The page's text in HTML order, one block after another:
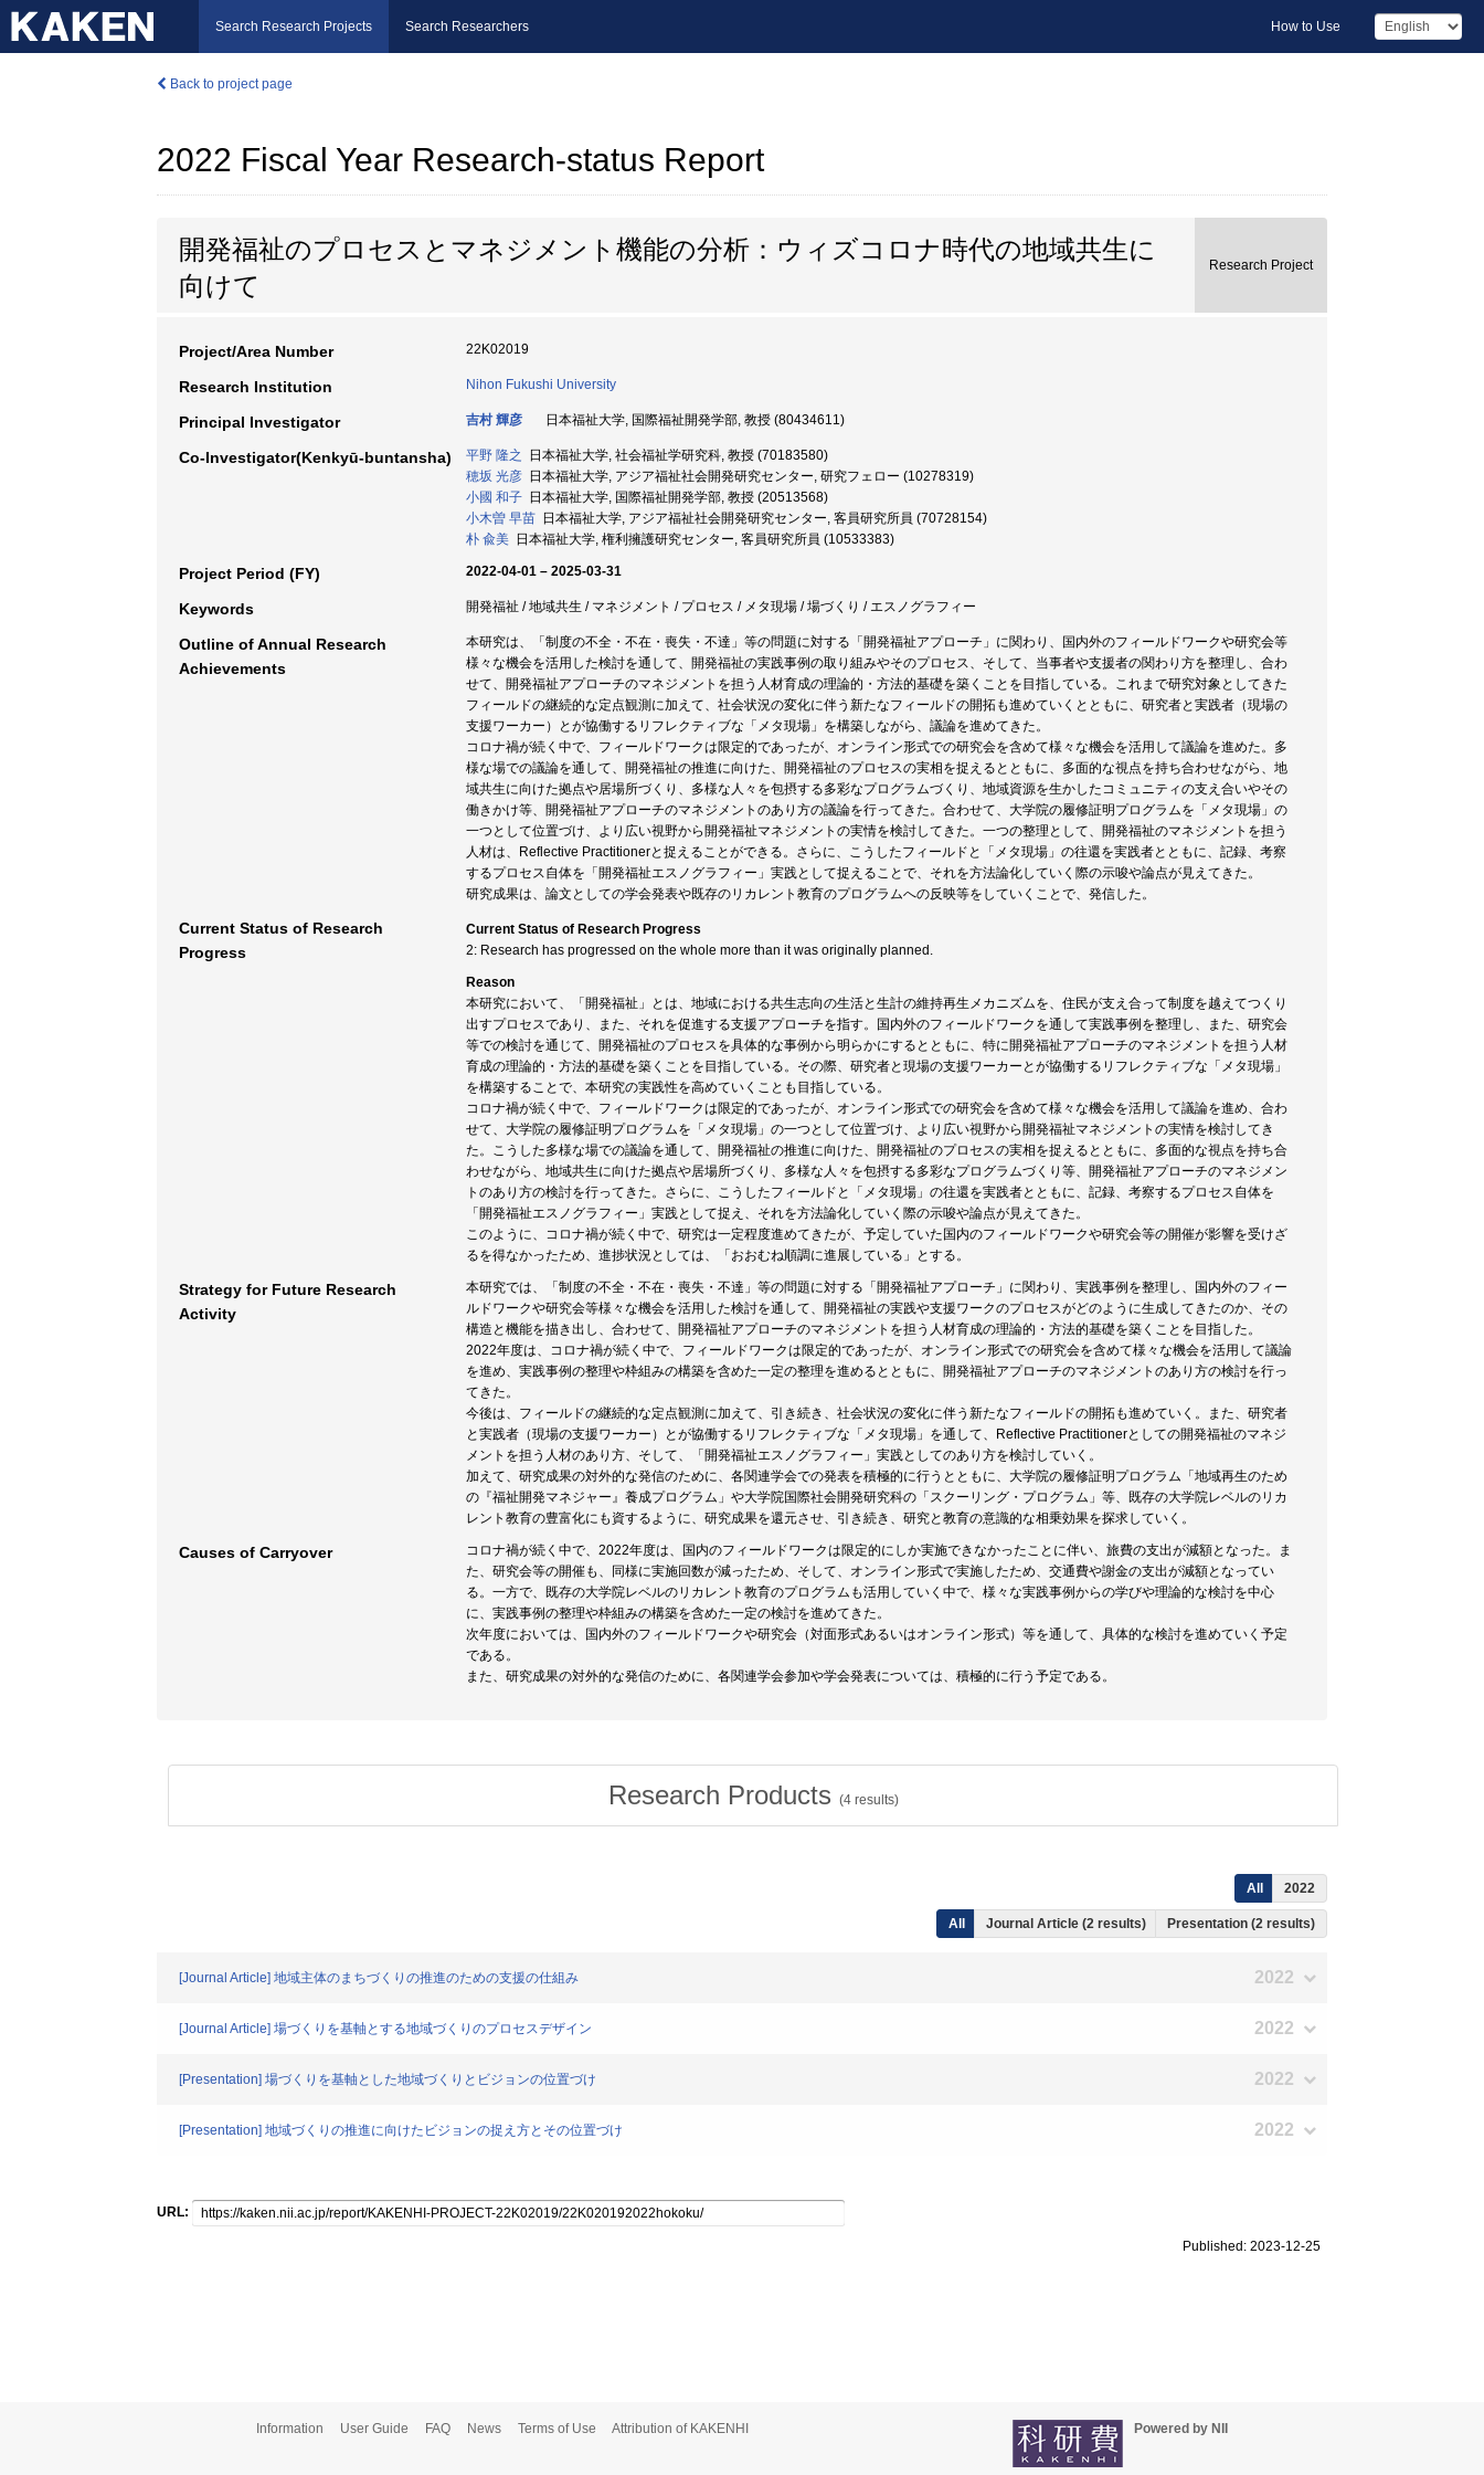
Search Research Projects Search Researchers How to Use
Back to project page
2022 Fiscal Year Research-status Report
開発福祉のプロセスとマネジメント機能の分析：ウィズコロナ時代の地域共生に
向けて
Research Project
Project/Area Number 22K02019
Research Institution Nihon Fukushi University
Principal Investigator 吉村 輝彦 日本福祉大学, 国際福祉開発学部, 教授 (80434611)
Co-Investigator(Kenkyū-buntansha) 平野 隆之
日本福祉大学, 社会福祉学研究科, 教授 (70183580)
穂坂 光彦 日本福祉大学, アジア福祉社会開発研究センター, 研究フェロー (10278319)
小國 和子 日本福祉大学, 国際福祉開発学部, 教授 (20513568)
小木曽 早苗 日本福祉大学, アジア福祉社会開発研究センター, 客員研究所員 (70728154)
朴 兪美 日本福祉大学, 権利擁護研究センター, 客員研究所員 (10533383)
Project Period (FY) 2022-04-01 – 2025-03-31
Keywords 開発福祉 / 地域共生 / マネジメント / プロセス / メタ現場 / 場づくり / エスノグラフィー
Outline of Annual Research
Achievements
本研究は、「制度の不全・不在・喪失・不達」等の問題に対する「開発福祉アプローチ」に関わり、国内外のフィールドワークや研究会等
様々な機会を活用した検討を通して、開発福祉の実践事例の取り組みやそのプロセス、そして、当事者や支援者の関わり方を整理し、合わ
せて、開発福祉アプローチのマネジメントを担う人材育成の理論的・方法的基礎を築くことを目指している。これまで研究対象としてきた
フィールドの継続的な定点観測に加えて、社会状況の変化に伴う新たなフィールドの開拓も進めていくとともに、研究者と実践者（現場の
支援ワーカー）とが協働するリフレクティブな「メタ現場」を構築しながら、議論を進めてきた。
コロナ禍が続く中で、フィールドワークは限定的であったが、オンライン形式での研究会を含めて様々な機会を活用して議論を進めた。多
様な場での議論を通して、開発福祉の推進に向けた、開発福祉のプロセスの実相を捉えるとともに、多面的な視点を持ち合わせながら、地
域共生に向けた拠点や居場所づくり、多様な人々を包摂する多彩なプログラムづくり、地域資源を生かしたコミュニティの支え合いやその
働きかけ等、開発福祉アプローチのマネジメントのあり方の議論を行ってきた。合わせて、大学院の履修証明プログラムを「メタ現場」の
一つとして位置づけ、より広い視野から開発福祉マネジメントの実情を検討してきた。一つの整理として、開発福祉のマネジメントを担う
人材は、Reflective Practitionerと捉えることができる。さらに、こうしたフィールドと「メタ現場」の往還を実践者とともに、記録、考察
するプロセス自体を「開発福祉エスノグラフィー」実践として捉えることで、それを方法論化していく際の示唆や論点が見えてきた。
研究成果は、論文としての学会発表や既存のリカレント教育のプログラムへの反映等をしていくことで、発信した。
Current Status of Research
Progress
Current Status of Research Progress
2: Research has progressed on the whole more than it was originally planned.
Reason
本研究において、「開発福祉」とは、地域における共生志向の生活と生計の維持再生メカニズムを、住民が支え合って制度を越えてつくり
出すプロセスであり、また、それを促進する支援アプローチを指す。国内外のフィールドワークを通して実践事例を整理し、また、研究会
等での検討を通じて、開発福祉のプロセスを具体的な事例から明らかにするとともに、特に開発福祉アプローチのマネジメントを担う人材
育成の理論的・方法的基礎を築くことを目指している。その際、研究者と現場の支援ワーカーとが協働するリフレクティブな「メタ現場」
を構築することで、本研究の実践性を高めていくことも目指している。
コロナ禍が続く中で、フィールドワークは限定的であったが、オンライン形式での研究会を含めて様々な機会を活用して議論を進め、合わ
せて、大学院の履修証明プログラムを「メタ現場」の一つとして位置づけ、より広い視野から開発福祉マネジメントの実情を検討してき
た。こうした多様な場での議論を通して、開発福祉の推進に向けた、開発福祉のプロセスの実相を捉えるとともに、多面的な視点を持ち合
わせながら、地域共生に向けた拠点や居場所づくり、多様な人々を包摂する多彩なプログラムづくり等、開発福祉アプローチのマネジメン
トのあり方の検討を行ってきた。さらに、こうしたフィールドと「メタ現場」の往還を実践者とともに、記録、考察するプロセス自体を
「開発福祉エスノグラフィー」実践として捉え、それを方法論化していく際の示唆や論点が見えてきた。
このように、コロナ禍が続く中で、研究は一定程度進めてきたが、予定していた国内のフィールドワークや研究会等の開催が影響を受けざ
るを得なかったため、進捗状況としては、「おおむね順調に進展している」とする。
Strategy for Future Research
Activity
本研究では、「制度の不全・不在・喪失・不達」等の問題に対する「開発福祉アプローチ」に関わり、実践事例を整理し、国内外のフィー
ルドワークや研究会等様々な機会を活用した検討を通して、開発福祉の実践や支援ワークのプロセスがどのように生成してきたのか、その
構造と機能を描き出し、合わせて、開発福祉アプローチのマネジメントを担う人材育成の理論的・方法的基礎を築くことを目指した。
2022年度は、コロナ禍が続く中で、フィールドワークは限定的であったが、オンライン形式での研究会を含めて様々な機会を活用して議論
を進め、実践事例の整理や枠組みの構築を含めた一定の整理を進めるとともに、開発福祉アプローチのマネジメントのあり方の検討を行っ
てきた。
今後は、フィールドの継続的な定点観測に加えて、引き続き、社会状況の変化に伴う新たなフィールドの開拓も進めていく。また、研究者
と実践者（現場の支援ワーカー）とが協働するリフレクティブな「メタ現場」を通して、Reflective Practitionerとしての開発福祉のマネジ
メントを担う人材のあり方、そして、「開発福祉エスノグラフィー」実践としてのあり方を検討していく。
加えて、研究成果の対外的な発信のために、各関連学会での発表を積極的に行うとともに、大学院の履修証明プログラム「地域再生のため
の『福祉開発マネジャー』養成プログラム」や大学院国際社会開発研究科の「スクーリング・プログラム」等、既存の大学院レベルのリカ
レント教育の豊富化にも資するように、研究成果を還元させ、引き続き、研究と教育の意識的な相乗効果を探求していく。
Causes of Carryover
コロナ禍が続く中で、2022年度は、国内のフィールドワークは限定的にしか実施できなかったことに伴い、旅費の支出が減額となった。ま
た、研究会等の開催も、同様に実施回数が減ったため、そして、オンライン形式で実施したため、交通費や謝金の支出が減額となってい
る。一方で、既存の大学院レベルのリカレント教育のプログラムも活用していく中で、様々な実践事例からの学びや理論的な検討を中心
に、実践事例の整理や枠組みの構築を含めた一定の検討を進めてきた。
次年度においては、国内外のフィールドワークや研究会（対面形式あるいはオンライン形式）等を通して、具体的な検討を進めていく予定
である。
また、研究成果の対外的な発信のために、各関連学会参加や学会発表については、積極的に行う予定である。
Research Products (4results)
All 2022
All Journal Article (2 results) Presentation (2 results)
[Journal Article] 地域主体のまちづくりの推進のための支援の仕組み 2022
[Journal Article] 場づくりを基軸とする地域づくりのプロセスデザイン 2022
[Presentation] 場づくりを基軸とした地域づくりとビジョンの位置づけ 2022
[Presentation] 地域づくりの推進に向けたビジョンの捉え方とその位置づけ 2022
URL:
Published: 2023-12-25
Information User Guide FAQ News Terms of Use Attribution of KAKENHI Powered by NII